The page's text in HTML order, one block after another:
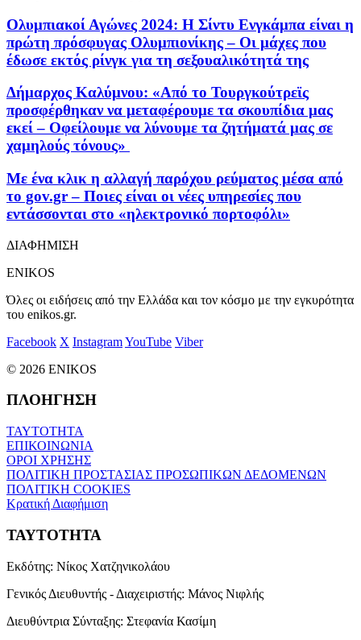
Ολυμπιακοί Αγώνες 2024: Η Σίντυ Ενγκάμπα είναι η
πρώτη πρόσφυγας Ολυμπιονίκης – Οι μάχες που
έδωσε εκτός ρίνγκ για τη σεξουαλικότητά της
Δήμαρχος Καλύμνου: «Από το Τουργκούτρεϊς
προσφέρθηκαν να μεταφέρουμε τα σκουπίδια μας
εκεί – Οφείλουμε να λύνουμε τα ζητήματά μας σε
χαμηλούς τόνους»
Με ένα κλικ η αλλαγή παρόχου ρεύματος μέσα από
το gov.gr – Ποιες είναι οι νέες υπηρεσίες που
εντάσσονται στο «ηλεκτρονικό πορτοφόλι»
ΔΙΑΦΗΜΙΣΗ
ENIKOS
Όλες οι ειδήσεις από την Ελλάδα και τον κόσμο με την εγκυρότητα
του enikos.gr.
Facebook X InstagramYouTube Viber
© 2026 ENIKOS
ΠΛΟΗΓΗΣΗ
ΤΑΥΤΟΤΗΤΑ
ΕΠΙΚΟΙΝΩΝΙΑ
ΟΡΟΙ ΧΡΗΣΗΣ
ΠΟΛΙΤΙΚΗ ΠΡΟΣΤΑΣΙΑΣ ΠΡΟΣΩΠΙΚΩΝ ΔΕΔΟΜΕΝΩΝ
ΠΟΛΙΤΙΚΗ COOKIES
Κρατική Διαφήμιση
ΤΑΥΤΟΤΗΤΑ
Εκδότης: Νίκος Χατζηνικολάου
Γενικός Διευθυντής - Διαχειριστής: Μάνος Νιφλής
Διευθύντρια Σύνταξης: Στεφανία Κασίμη